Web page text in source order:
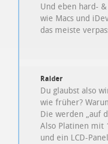
Und eben hard-
wie Macs und
das meiste
Raider
Du glaubst also
wie früher?
Die werden „auf
Also Platinen mit
und ein LCD-